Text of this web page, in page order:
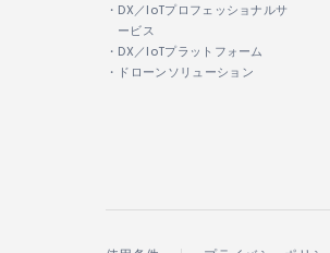
・DX／IoTプロフェッショナルサ
ービス
・DX／IoTプラットフォーム
・ドローンソリューション